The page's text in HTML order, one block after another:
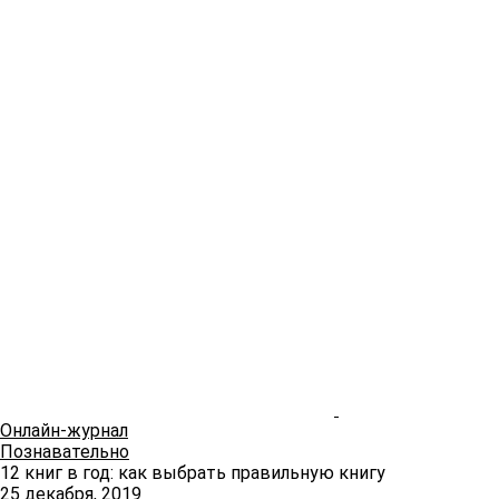
Онлайн-журнал
Познавательно
12 книг в год: как выбрать правильную книгу
25 декабря, 2019